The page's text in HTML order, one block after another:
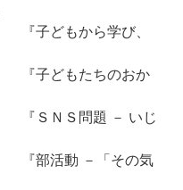
子どもから学び、
子どもたちのおか
ＳＮＳ問題 － いじ
部活動 －「その気